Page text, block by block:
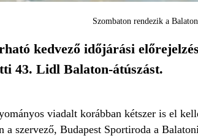
Szombaton rendezik a
kedvező időjárási
43. Lidl Balaton-átúszást.
viadalt korábban kétszer is el
a szervező, Budapest Sportiroda a